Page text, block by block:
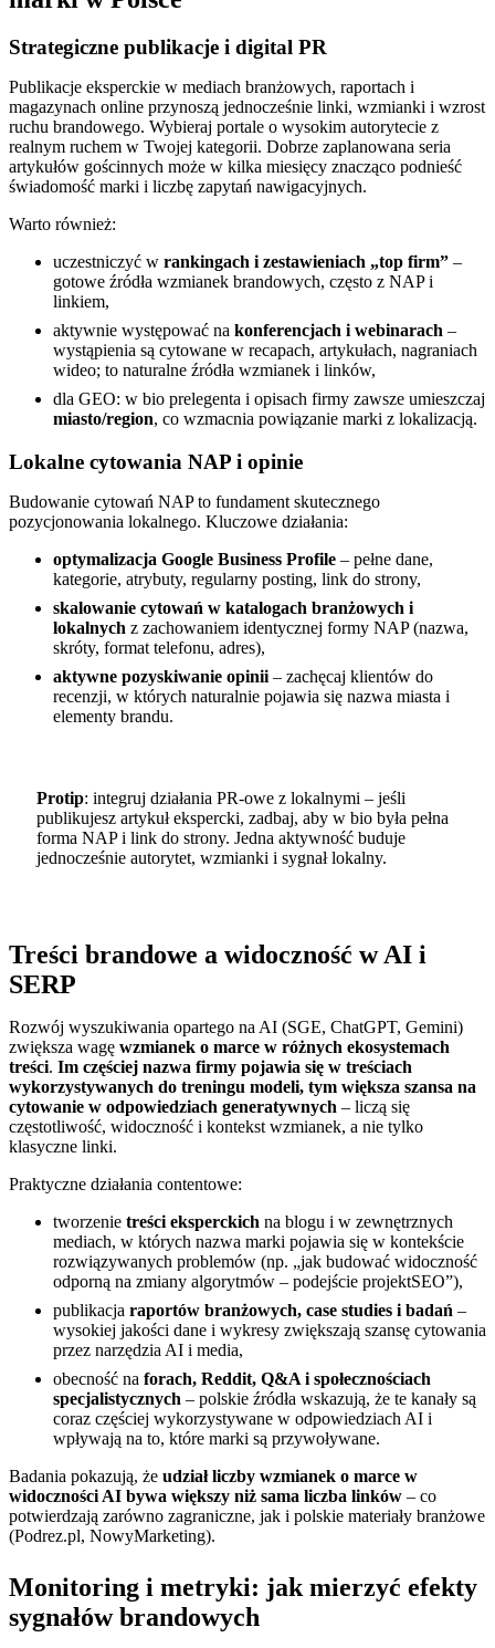
Strategiczne publikacje i digital PR
Publikacje eksperckie w mediach branżowych, raportach i
magazynach online przynoszą jednocześnie linki, wzmianki i wzrost
ruchu brandowego. Wybieraj portale o wysokim autorytecie z
realnym ruchem w Twojej kategorii. Dobrze zaplanowana seria
artykułów gościnnych może w kilka miesięcy znacząco podnieść
świadomość marki i liczbę zapytań nawigacyjnych.
Warto również:
uczestniczyć w rankingach i zestawieniach „top firm” –
gotowe źródła wzmianek brandowych, często z NAP i
linkiem,
aktywnie występować na konferencjach i webinarach –
wystąpienia są cytowane w recapach, artykułach, nagraniach
wideo; to naturalne źródła wzmianek i linków,
dla GEO: w bio prelegenta i opisach firmy zawsze umieszczaj
miasto/region, co wzmacnia powiązanie marki z lokalizacją.
Lokalne cytowania NAP i opinie
Budowanie cytowań NAP to fundament skutecznego
pozycjonowania lokalnego. Kluczowe działania:
optymalizacja Google Business Profile – pełne dane,
kategorie, atrybuty, regularny posting, link do strony,
skalowanie cytowań w katalogach branżowych i
lokalnych z zachowaniem identycznej formy NAP (nazwa,
skróty, format telefonu, adres),
aktywne pozyskiwanie opinii – zachęcaj klientów do
recenzji, w których naturalnie pojawia się nazwa miasta i
elementy brandu.
Protip: integruj działania PR‑owe z lokalnymi – jeśli
publikujesz artykuł ekspercki, zadbaj, aby w bio była pełna
forma NAP i link do strony. Jedna aktywność buduje
jednocześnie autorytet, wzmianki i sygnał lokalny.
Treści brandowe a widoczność w AI i
SERP
Rozwój wyszukiwania opartego na AI (SGE, ChatGPT, Gemini)
zwiększa wagę wzmianek o marce w różnych ekosystemach
treści. Im częściej nazwa firmy pojawia się w treściach
wykorzystywanych do treningu modeli, tym większa szansa na
cytowanie w odpowiedziach generatywnych – liczą się
częstotliwość, widoczność i kontekst wzmianek, a nie tylko
klasyczne linki.
Praktyczne działania contentowe:
tworzenie treści eksperckich na blogu i w zewnętrznych
mediach, w których nazwa marki pojawia się w kontekście
rozwiązywanych problemów (np. „jak budować widoczność
odporną na zmiany algorytmów – podejście projektSEO”),
publikacja raportów branżowych, case studies i badań –
wysokiej jakości dane i wykresy zwiększają szansę cytowania
przez narzędzia AI i media,
obecność na forach, Reddit, Q&A i społecznościach
specjalistycznych – polskie źródła wskazują, że te kanały są
coraz częściej wykorzystywane w odpowiedziach AI i
wpływają na to, które marki są przywoływane.
Badania pokazują, że udział liczby wzmianek o marce w
widoczności AI bywa większy niż sama liczba linków – co
potwierdzają zarówno zagraniczne, jak i polskie materiały branżowe
(Podrez.pl, NowyMarketing).
Monitoring i metryki: jak mierzyć efekty
sygnałów brandowych